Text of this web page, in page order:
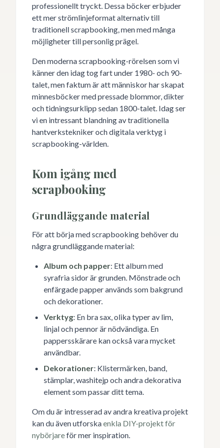
professionellt tryckt. Dessa böcker erbjuder
ett mer strömlinjeformat alternativ till
traditionell scrapbooking, men med många
möjligheter till personlig prägel.
Den moderna scrapbooking-rörelsen som vi
känner den idag tog fart under 1980- och 90-
talet, men faktum är att människor har skapat
minnesböcker med pressade blommor, dikter
och tidningsurklipp sedan 1800-talet. Idag ser
vi en intressant blandning av traditionella
hantverkstekniker och digitala verktyg i
scrapbooking-världen.
Kom igång med
scrapbooking
Grundläggande material
För att börja med scrapbooking behöver du
några grundläggande material:
Album och papper: Ett album med
syrafria sidor är grunden. Mönstrade och
enfärgade papper används som bakgrund
och dekorationer.
Verktyg: En bra sax, olika typer av lim,
linjal och pennor är nödvändiga. En
pappersskärare kan också vara mycket
användbar.
Dekorationer: Klistermärken, band,
stämplar, washitejp och andra dekorativa
element som passar ditt tema.
Om du är intresserad av andra kreativa projekt
kan du även utforskaenkla DIY-projekt för
nybörjareför mer inspiration.